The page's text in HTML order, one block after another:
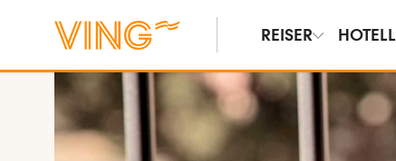
REISER HOTELL